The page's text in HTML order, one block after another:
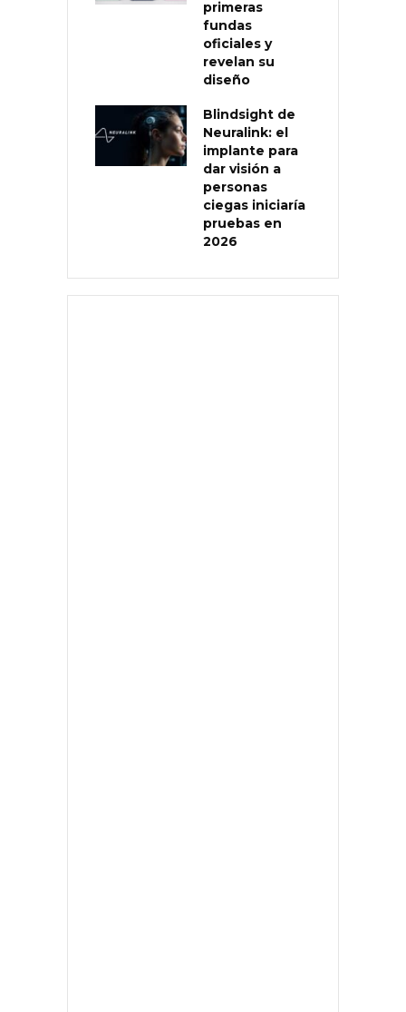
primeras
fundas
oficiales y
revelan su
diseño
Blindsight de
Neuralink: el
implante para
dar visión a
personas
ciegas iniciaría
pruebas en
2026